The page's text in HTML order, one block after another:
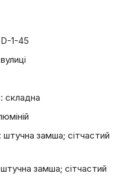
1-45
складна
штучна замша; сітчастий
замша; сітчастий